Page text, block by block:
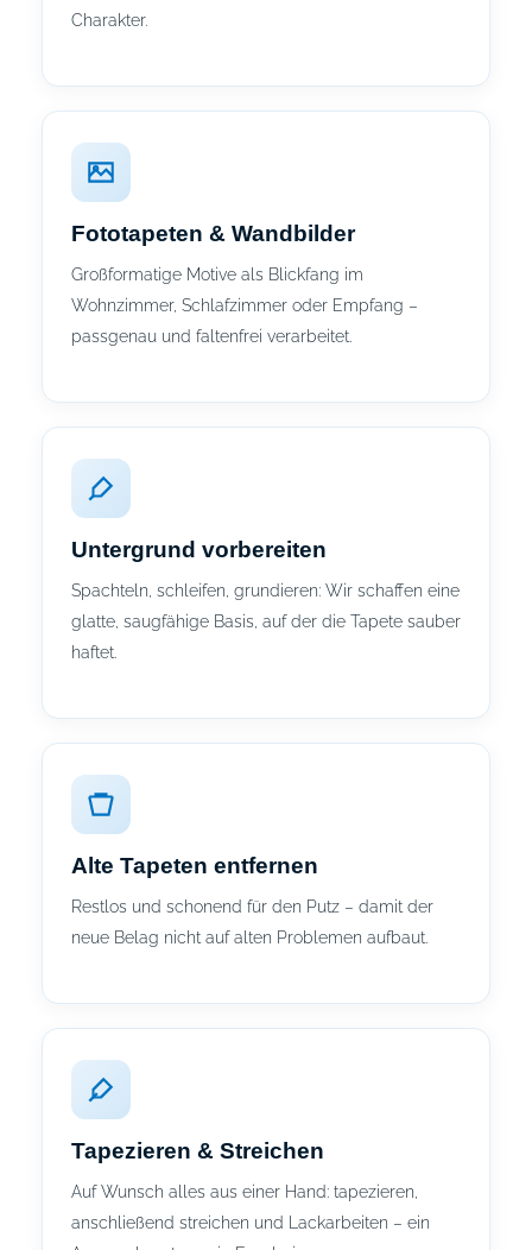
Charakter.
Fototapeten & Wandbilder
Großformatige Motive als Blickfang im
Wohnzimmer, Schlafzimmer oder Empfang –
passgenau und faltenfrei verarbeitet.
Untergrund vorbereiten
Spachteln, schleifen, grundieren: Wir schaffen eine
glatte, saugfähige Basis, auf der die Tapete sauber
haftet.
Alte Tapeten entfernen
Restlos und schonend für den Putz – damit der
neue Belag nicht auf alten Problemen aufbaut.
Tapezieren & Streichen
Auf Wunsch alles aus einer Hand: tapezieren,
anschließend streichen und Lackarbeiten – ein